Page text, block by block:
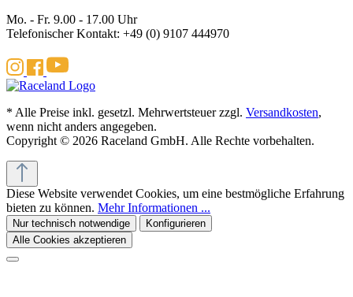
Mo. - Fr. 9.00 - 17.00 Uhr
Telefonischer Kontakt: +49 (0) 9107 444970
* Alle Preise inkl. gesetzl. Mehrwertsteuer zzgl. Versandkosten,
wenn nicht anders angegeben.
Copyright © 2026 Raceland GmbH. Alle Rechte vorbehalten.
Diese Website verwendet Cookies, um eine bestmögliche Erfahrung
bieten zu können. Mehr Informationen ...
Nur technisch notwendige
Konfigurieren
Alle Cookies akzeptieren